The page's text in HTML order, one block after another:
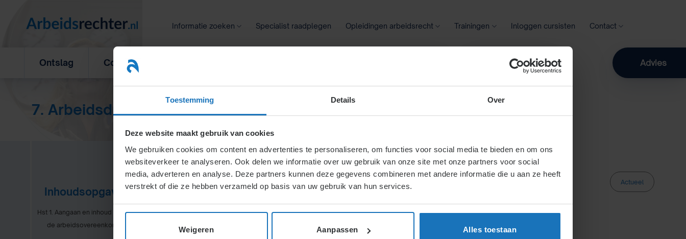
Toestemming Details Over
Deze website maakt gebruik van cookies
We gebruiken cookies om content en advertenties te personaliseren, om functies voor social media te bieden en om ons
websiteverkeer te analyseren. Ook delen we informatie over uw gebruik van onze site met onze partners voor social
media, adverteren en analyse. Deze partners kunnen deze gegevens combineren met andere informatie die u aan ze heeft
verstrekt of die ze hebben verzameld op basis van uw gebruik van hun services.
Weigeren Aanpassen Alles toestaan
Informatie zoeken Specialist raadplegen Opleidingen arbeidsrecht Trainingen Inloggen cursisten Contact
Ontslag Concurrentiebeding Zoeken Advies
7. Arbeidsduurverkorting (ADV)
Inhoudsopgave
Hst 1. Aangaan en inhoud van
de arbeidsovereenkomst
H7. Verkorting arbeidsduur. Actueel